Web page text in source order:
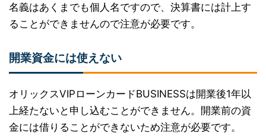
名義はあくまでも個人名ですので、決算書には計上す
ることができませんので注意が必要です。
開業資金には使えない
オリックスVIPローンカードBUSINESSは開業後1年以
上経たないと申し込むことができません。開業前の資
金には借りることができないため注意が必要です。